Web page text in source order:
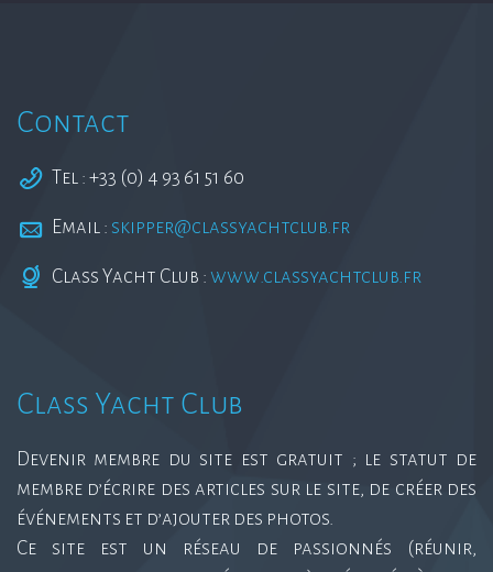
Contact
Tel : +33 (0) 4 93 61 51 60
Email : skipper@classyachtclub.fr
Class Yacht Club : www.classyachtclub.fr
Class Yacht Club
Devenir membre du site est gratuit ; le statut de
membre d’écrire des articles sur le site, de créer des
événements et d’ajouter des photos.
Ce site est un réseau de passionnés (réunir,